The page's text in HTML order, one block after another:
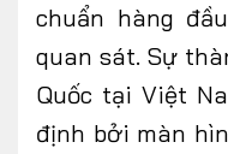
chuẩn hàng
quan sát. Sự
Quốc tại Việt
định bởi màn